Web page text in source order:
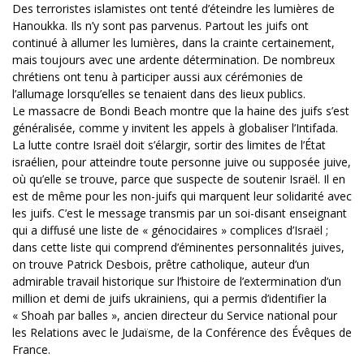
Des terroristes islamistes ont tenté d’éteindre les lumières de
Hanoukka. Ils n’y sont pas parvenus. Partout les juifs ont
continué à allumer les lumières, dans la crainte certainement,
mais toujours avec une ardente détermination. De nombreux
chrétiens ont tenu à participer aussi aux cérémonies de
l’allumage lorsqu’elles se tenaient dans des lieux publics.
Le massacre de Bondi Beach montre que la haine des juifs s’est
généralisée, comme y invitent les appels à globaliser l’Intifada.
La lutte contre Israël doit s’élargir, sortir des limites de l’État
israélien, pour atteindre toute personne juive ou supposée juive,
où qu’elle se trouve, parce que suspecte de soutenir Israël. Il en
est de même pour les non-juifs qui marquent leur solidarité avec
les juifs. C’est le message transmis par un soi-disant enseignant
qui a diffusé une liste de « génocidaires » complices d’Israël ;
dans cette liste qui comprend d’éminentes personnalités juives,
on trouve Patrick Desbois, prêtre catholique, auteur d’un
admirable travail historique sur l’histoire de l’extermination d’un
million et demi de juifs ukrainiens, qui a permis d’identifier la
« Shoah par balles », ancien directeur du Service national pour
les Relations avec le Judaïsme, de la Conférence des Évêques de
France.